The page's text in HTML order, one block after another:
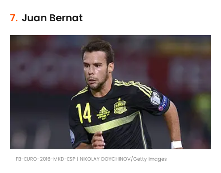
7. Juan Bernat
FB-EURO-2016-MKD-ESP | NIKOLAY DOYCHINOV/Getty Images